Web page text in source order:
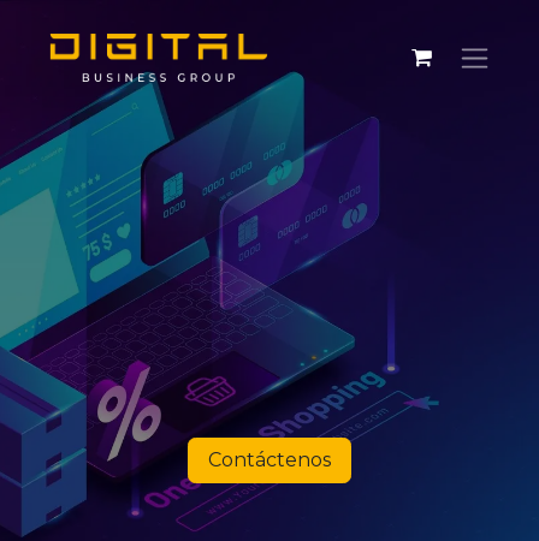
Contáctenos